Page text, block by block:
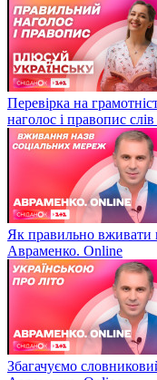
Перевірка на
наголос і правопис
Як правильно вживати
Авраменко. Online
Збагачуємо